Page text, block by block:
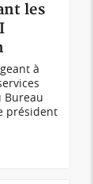
les
à
Bureau
président